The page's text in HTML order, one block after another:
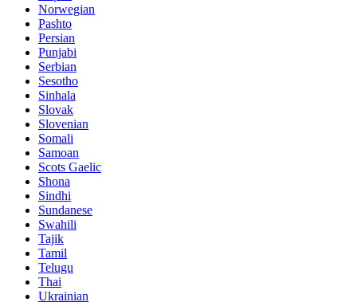
Norwegian
Pashto
Persian
Punjabi
Serbian
Sesotho
Sinhala
Slovak
Slovenian
Somali
Samoan
Scots Gaelic
Shona
Sindhi
Sundanese
Swahili
Tajik
Tamil
Telugu
Thai
Ukrainian